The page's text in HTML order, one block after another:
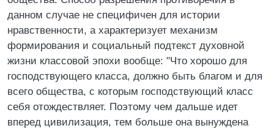
данном случае не специфичен для истории
нравственности, а характеризует механизм
формирования и социальный подтекст духовной
жизни классовой эпохи вообще: "Что хорошо для
господствующего класса, должно быть благом и для
всего общества, с которым господствующий класс
себя отождествляет. Поэтому чем дальше идет
вперед цивилизация, тем больше она вынуждена